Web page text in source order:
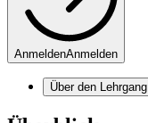
AnmeldenAnmelden
Über den Lehrgang